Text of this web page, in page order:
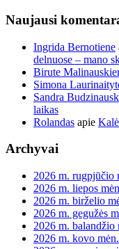
Naujausi
Ingrida Bernotiene
delnuose – mano
Birute
Simona
Sandra
laikas
Rolandas apie
Archyvai
2026 m. rugpjūčio
2026 m. liepos
2026 m. birželio
2026 m. gegužės
2026 m. balandžio
2026 m. kovo mėn.